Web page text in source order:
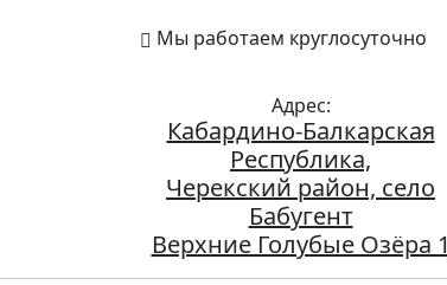
Мы работаем круглосуточно
Адрес:
Кабардино-Балкарская
Республика,
Черекский район, село
Бабугент
Верхние Голубые Озёра 1